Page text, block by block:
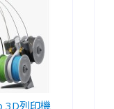
3D列印機